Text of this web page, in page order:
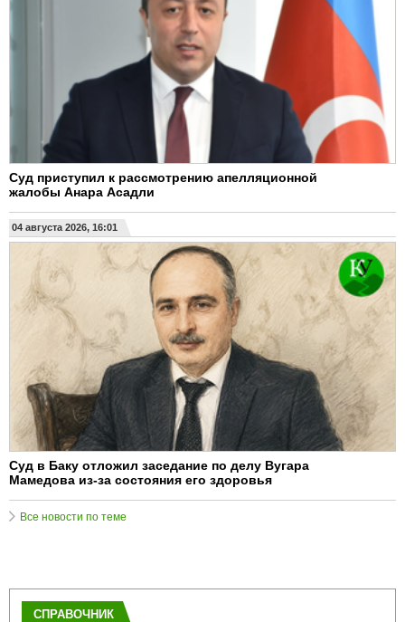
Суд приступил к рассмотрению апелляционной
жалобы Анара Асадли
04 августа 2026, 16:01
Суд в Баку отложил заседание по делу Вугара
Мамедова из-за состояния его здоровья
Все новости по теме
СПРАВОЧНИК